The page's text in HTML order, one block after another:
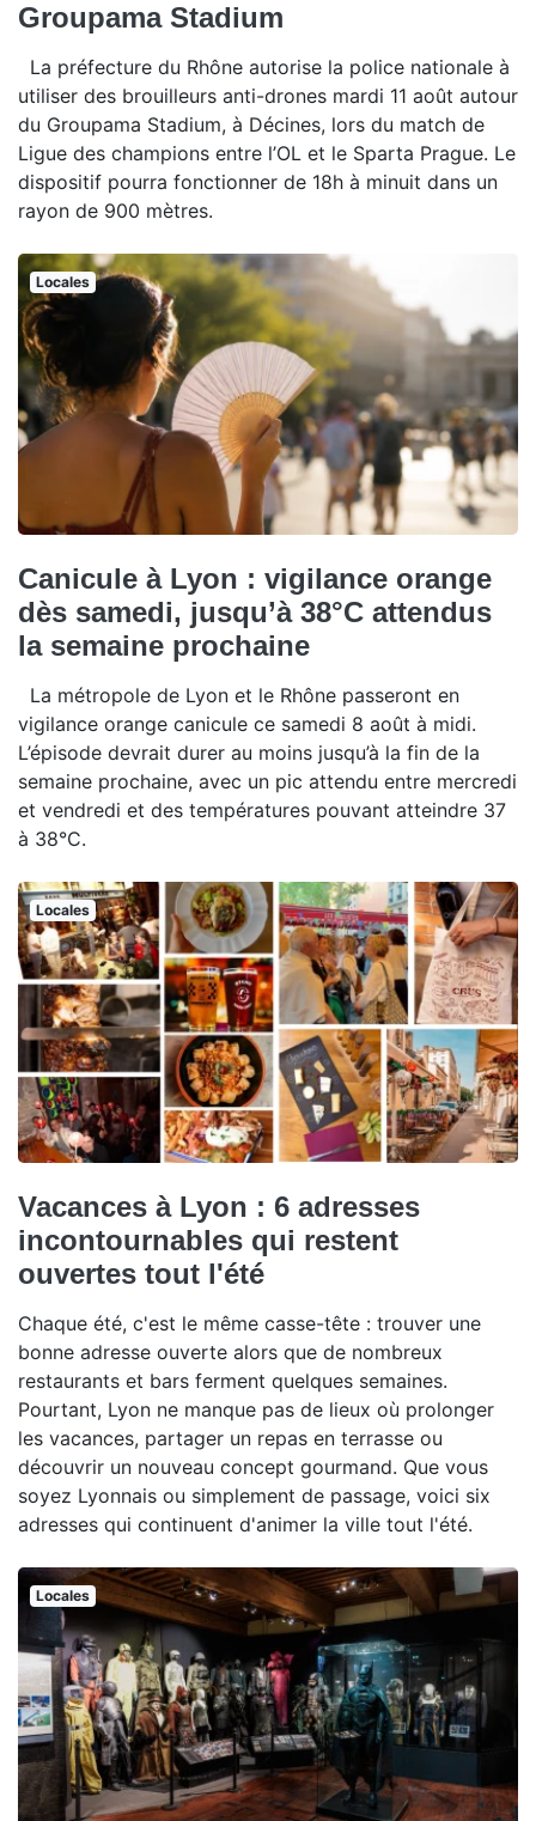
Groupama Stadium
La préfecture du Rhône autorise la police nationale à
utiliser des brouilleurs anti-drones mardi 11 août autour
du Groupama Stadium, à Décines, lors du match de
Ligue des champions entre l’OL et le Sparta Prague. Le
dispositif pourra fonctionner de 18h à minuit dans un
rayon de 900 mètres.
Locales
Canicule à Lyon : vigilance orange
dès samedi, jusqu’à 38°C attendus
la semaine prochaine
La métropole de Lyon et le Rhône passeront en
vigilance orange canicule ce samedi 8 août à midi.
L’épisode devrait durer au moins jusqu’à la fin de la
semaine prochaine, avec un pic attendu entre mercredi
et vendredi et des températures pouvant atteindre 37
à 38°C.
Locales
Vacances à Lyon : 6 adresses
incontournables qui restent
ouvertes tout l'été
Chaque été, c'est le même casse-tête : trouver une
bonne adresse ouverte alors que de nombreux
restaurants et bars ferment quelques semaines.
Pourtant, Lyon ne manque pas de lieux où prolonger
les vacances, partager un repas en terrasse ou
découvrir un nouveau concept gourmand. Que vous
soyez Lyonnais ou simplement de passage, voici six
adresses qui continuent d'animer la ville tout l'été.
Locales